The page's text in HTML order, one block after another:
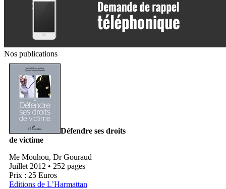
Nos publications
Défendre ses droits
de victime
Me Mouhou, Dr Gouraud
Juillet 2012 • 252 pages
Prix : 25 Euros
Editions de L’Harmattan